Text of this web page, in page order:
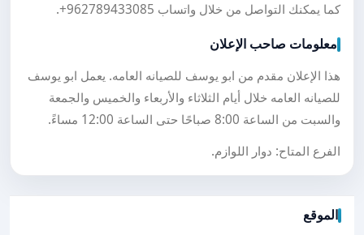
كما يمكنك التواصل من خلال واتساب +962789433085
.
معلومات صاحب الإعلان
هذا الإعلان مقدم من ابو يوسف للصيانه العامه. يعمل ابو يوسف
للصيانه العامه خلال أيام الثلاثاء والأربعاء والخميس والجمعة
والسبت من الساعة 8:00 صباحًا حتى الساعة 12:00 مساءً.
الفرع المتاح: دوار اللوازم.
الموقع